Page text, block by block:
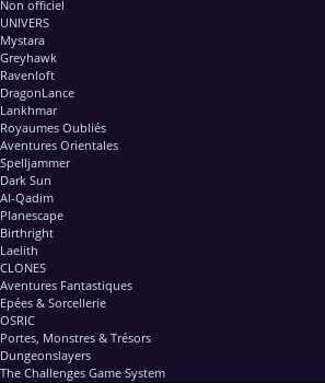
Non officiel
UNIVERS
Mystara
Greyhawk
Ravenloft
DragonLance
Lankhmar
Royaumes Oubliés
Aventures Orientales
Spelljammer
Dark Sun
Al-Qadim
Planescape
Birthright
Laelith
CLONES
Aventures Fantastiques
Epées & Sorcellerie
OSRIC
Portes, Monstres & Trésors
Dungeonslayers
The Challenges Game System